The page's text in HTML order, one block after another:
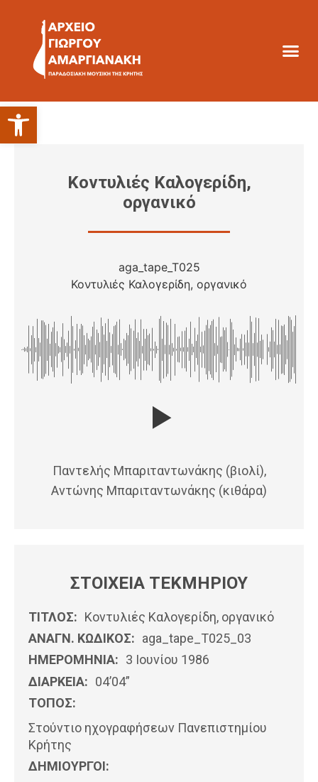
Ανοίξτε τη γραμμή εργαλείων
Κοντυλιές Καλογερίδη,
οργανικό
aga_tape_T025
Κοντυλιές Καλογερίδη, οργανικό
Παντελής Μπαριταντωνάκης (βιολί),
Αντώνης Μπαριταντωνάκης (κιθάρα)
ΣΤΟΙΧΕΙΑ ΤΕΚΜΗΡΙΟΥ
ΤΙΤΛΟΣ: Κοντυλιές Καλογερίδη, οργανικό
ΑΝΑΓΝ. ΚΩΔΙΚΟΣ: aga_tape_T025_03
ΗΜΕΡΟΜΗΝΊΑ: 3 Ιουνίου 1986
ΔΙΑΡΚΕΙΑ: 04’04”
ΤΟΠΟΣ:
Στούντιο ηχογραφήσεων Πανεπιστημίου
Κρήτης
ΔΗΜΙΟΥΡΓΟΙ: